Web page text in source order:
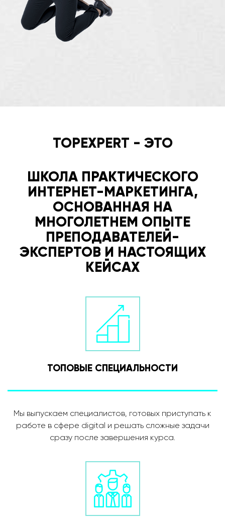
TOPEXPERT - ЭТО
ШКОЛА ПРАКТИЧЕСКОГО
ИНТЕРНЕТ-МАРКЕТИНГА,
ОСНОВАННАЯ НА
МНОГОЛЕТНЕМ ОПЫТЕ
ПРЕПОДАВАТЕЛЕЙ-
ЭКСПЕРТОВ И НАСТОЯЩИХ
КЕЙСАХ
ТОПОВЫЕ СПЕЦИАЛЬНОСТИ
Мы выпускаем специалистов, готовых приступать к
работе в сфере digital и решать сложные задачи
сразу после завершения курса.